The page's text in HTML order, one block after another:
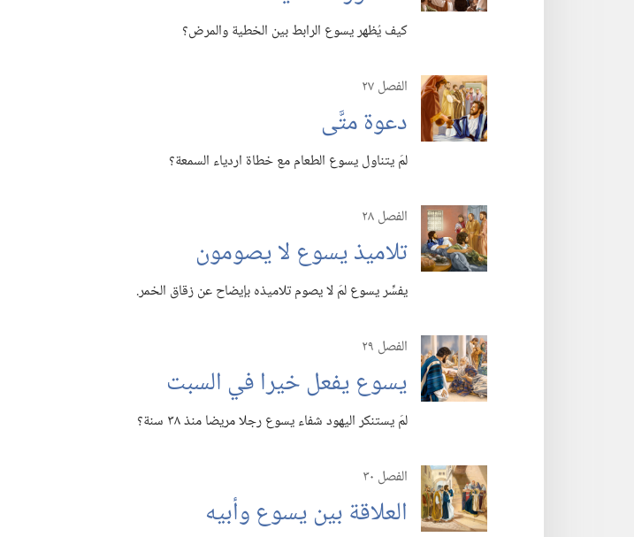
كيف يُظهر يسوع الرابط بين الخطية والمرض؟‏
الفصل ٢٧
دعوة متَّى
لمَ يتناول يسوع الطعام مع خطاة اردياء السمعة؟‏
الفصل ٢٨
تلاميذ يسوع لا يصومون
يفسِّر يسوع لمَ لا يصوم تلاميذه بإيضاح عن زقاق الخمر.‏
الفصل ٢٩
يسوع يفعل خيرا في السبت
لمَ يستنكر اليهود شفاء يسوع رجلا مريضا منذ ٣٨ سنة؟‏
الفصل ٣٠
العلاقة بين يسوع وأبيه